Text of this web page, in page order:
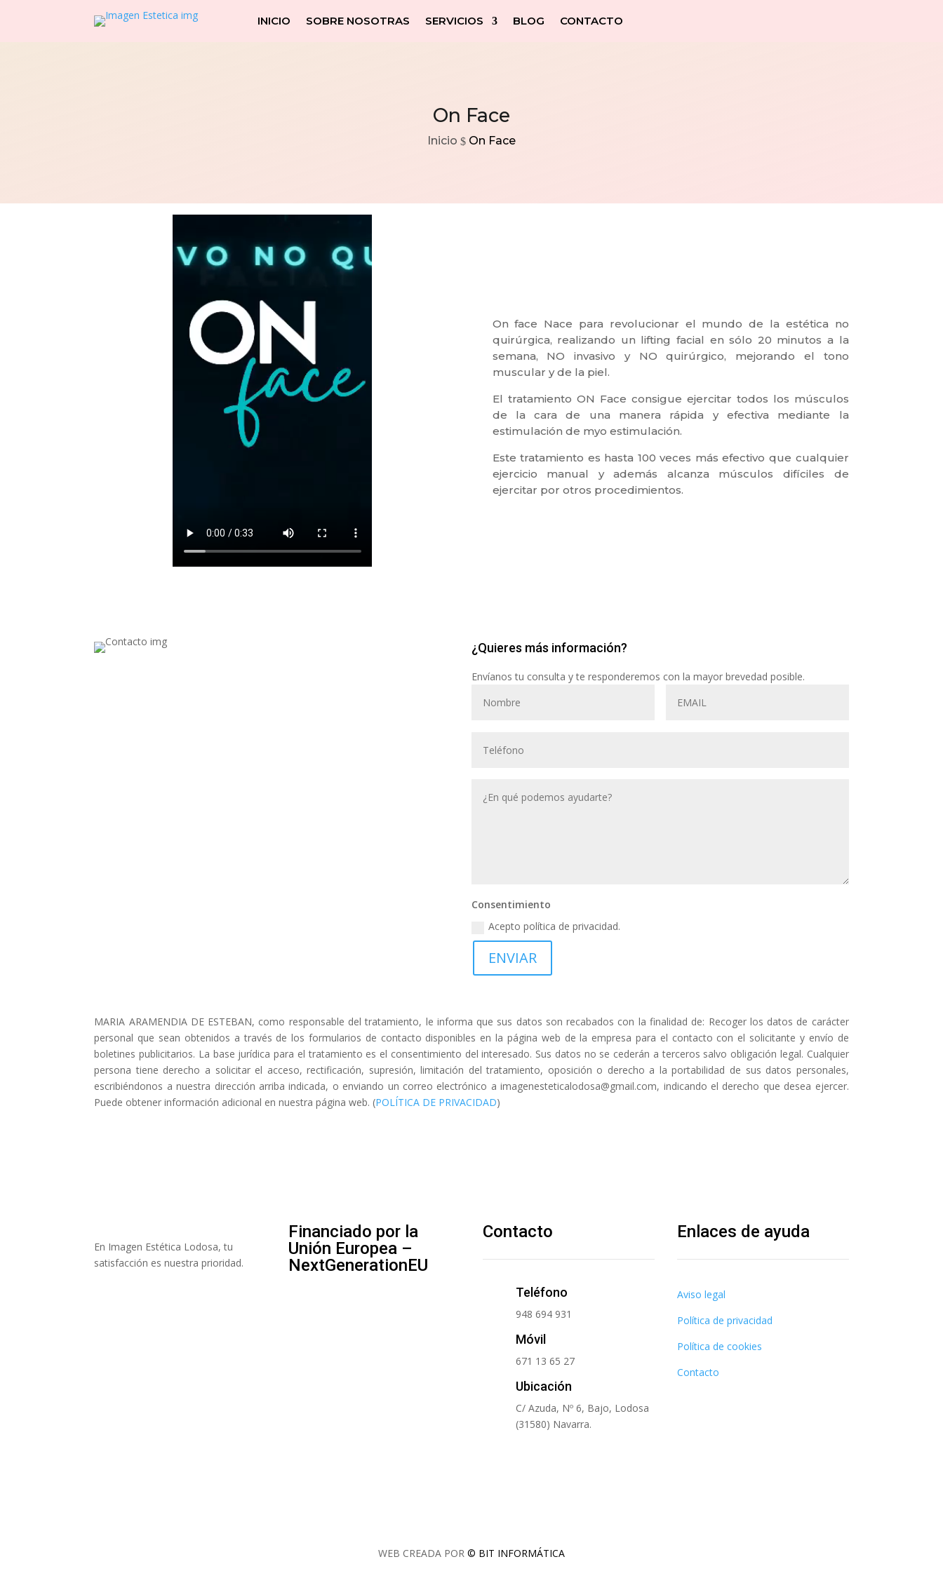
INICIO SOBRE NOSOTRAS SERVICIOS BLOG CONTACTO
On Face
Inicio $ On Face
On face Nace para revolucionar el mundo de la estética no
quirúrgica, realizando un lifting facial en sólo 20 minutos a la
semana, NO invasivo y NO quirúrgico, mejorando el tono
muscular y de la piel.
El tratamiento ON Face consigue ejercitar todos los músculos
de la cara de una manera rápida y efectiva mediante la
estimulación de myo estimulación.
Este tratamiento es hasta 100 veces más efectivo que cualquier
ejercicio manual y además alcanza músculos difíciles de
ejercitar por otros procedimientos.
¿Quieres más información?
Envíanos tu consulta y te responderemos con la mayor brevedad posible.
Consentimiento
Acepto política de privacidad.
ENVIAR
MARIA ARAMENDIA DE ESTEBAN, como responsable del tratamiento, le informa que sus datos son recabados con la finalidad de: Recoger los datos de carácter
personal que sean obtenidos a través de los formularios de contacto disponibles en la página web de la empresa para el contacto con el solicitante y envío de
boletines publicitarios. La base jurídica para el tratamiento es el consentimiento del interesado. Sus datos no se cederán a terceros salvo obligación legal. Cualquier
persona tiene derecho a solicitar el acceso, rectificación, supresión, limitación del tratamiento, oposición o derecho a la portabilidad de sus datos personales,
escribiéndonos a nuestra dirección arriba indicada, o enviando un correo electrónico a imagenesteticalodosa@gmail.com, indicando el derecho que desea ejercer.
Puede obtener información adicional en nuestra página web. (POLÍTICA DE PRIVACIDAD)
En Imagen Estética Lodosa, tu
satisfacción es nuestra prioridad.
Financiado por la
Unión Europea –
NextGenerationEU
Contacto
Teléfono
948 694 931
Móvil
671 13 65 27
Ubicación
C/ Azuda, Nº 6, Bajo, Lodosa
(31580) Navarra.
Enlaces de ayuda
Aviso legal
Política de privacidad
Política de cookies
Contacto
WEB CREADA POR © BIT INFORMÁTICA